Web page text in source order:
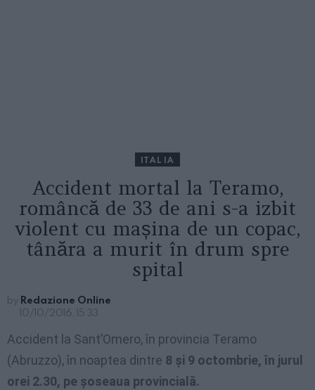
ITALIA
Accident mortal la Teramo,
româncă de 33 de ani s-a izbit
violent cu mașina de un copac,
tânăra a murit în drum spre
spital
by Redazione Online
10/10/2016, 15:33
Accident la Sant’Omero, în provincia Teramo
(Abruzzo), în noaptea dintre 8 și 9 octombrie, în jurul
orei 2.30, pe șoseaua provincială.